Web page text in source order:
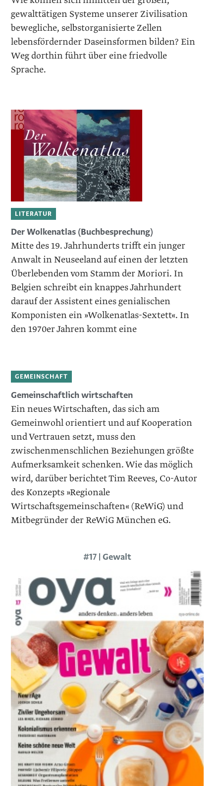
gewalttätigen Systeme unserer Zivilisation
bewegliche, selbst­organisierte Zellen
lebensfördernder Daseinsformen bilden? Ein
Weg dorthin führt über eine friedvolle
Sprache.
LITERATUR
Der Wolkenatlas (Buchbesprechung)
Mitte des 19. Jahrhunderts trifft ein junger
Anwalt in Neuseeland auf einen der letzten
Überlebenden vom Stamm der Moriori. In
Belgien schreibt ein knappes Jahrhundert
darauf der Assistent eines genialischen
Komponisten ein »Wolkenatlas-Sextett«. In
den 1970er Jahren kommt eine
GEMEINSCHAFT
Gemeinschaftlich wirtschaften
Ein neues Wirtschaften, das sich am
Gemeinwohl orientiert und auf Kooperation
und Vertrauen setzt, muss den
zwischenmenschlichen Beziehungen größte
Aufmerksamkeit schenken. Wie das möglich
wird, darüber berichtet Tim Reeves, Co-Autor
des Konzepts »Regionale
Wirtschaftsgemeinschaften« (ReWiG) und
Mitbegründer der ReWiG München eG.
#17 | Gewalt